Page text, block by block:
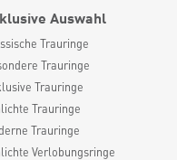
Auswahl
Trauringe
Trauringe
Trauringe
Trauringe
Trauringe
Verlobungsringe